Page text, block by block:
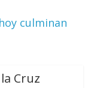
culminan
Cruz